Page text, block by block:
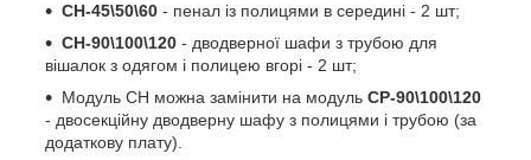
CH-45\50\60 - пенал із полицями в середині - 2 шт;
CH-90\100\120 - дводверної шафи з трубою для
вішалок з одягом і полицею вгорі - 2 шт;
Модуль CH можна замінити на модуль СР-90\100\120
- двосекційну дводверну шафу з полицями і трубою (за
додаткову плату).